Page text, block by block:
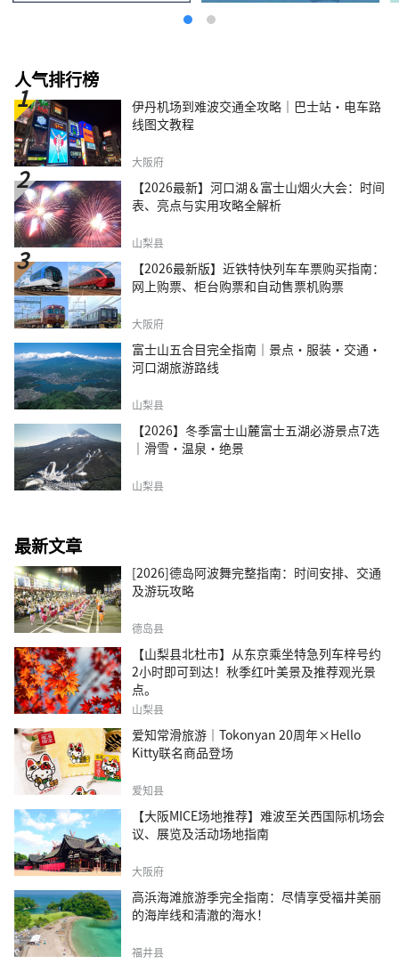
人气排行榜
伊丹机场到难波交通全攻略｜巴士站・电车路
线图文教程
大阪府
【2026最新】河口湖＆富士山烟火大会：时间
表、亮点与实用攻略全解析
山梨县
【2026最新版】近铁特快列车车票购买指南：
网上购票、柜台购票和自动售票机购票
大阪府
富士山五合目完全指南｜景点·服装·交通·
河口湖旅游路线
山梨县
【2026】冬季富士山麓富士五湖必游景点7选
｜滑雪・温泉・绝景
山梨县
最新文章
[2026]德岛阿波舞完整指南：时间安排、交通
及游玩攻略
德岛县
【山梨县北杜市】从东京乘坐特急列车梓号约
2小时即可到达！秋季红叶美景及推荐观光景
点。
山梨县
爱知常滑旅游｜Tokonyan 20周年×Hello
Kitty联名商品登场
爱知县
【大阪MICE场地推荐】难波至关西国际机场会
议、展览及活动场地指南
大阪府
高浜海滩旅游季完全指南：尽情享受福井美丽
的海岸线和清澈的海水！
福井县